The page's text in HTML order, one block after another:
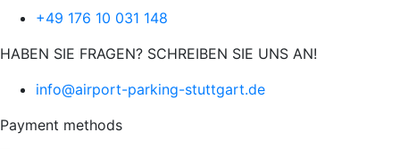
+49 176 10 031 148
HABEN SIE FRAGEN? SCHREIBEN SIE UNS AN!
info@airport-parking-stuttgart.de
Payment methods